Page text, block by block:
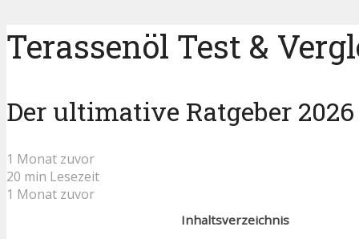
Terassenöl Test &
Der ultimative Ratgeber 2026
1 Monat zuvor
20 min Lesezeit
1 Monat zuvor
Inhaltsverzeichnis